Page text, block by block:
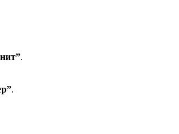
.
.